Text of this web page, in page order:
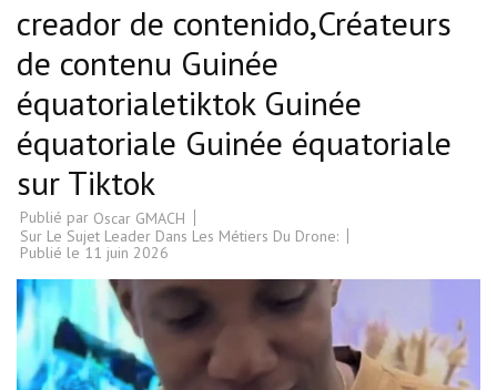
creador de contenido,Créateurs
de contenu Guinée
équatorialetiktok Guinée
équatoriale Guinée équatoriale
sur Tiktok
Publié par Oscar GMACH
Sur Le Sujet Leader Dans Les Métiers Du Drone:
Publié le 11 juin 2026